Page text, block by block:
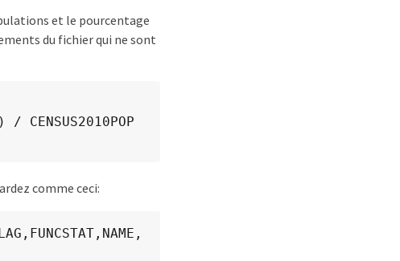
et le pourcentage
du fichier qui ne sont
/ CENSUS2010POP
comme ceci: